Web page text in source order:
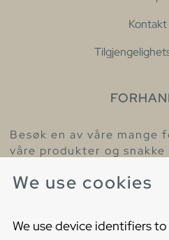
We use cookies
We use device identifiers
Kontakt
Besøk en av våre mange
våre produkter og